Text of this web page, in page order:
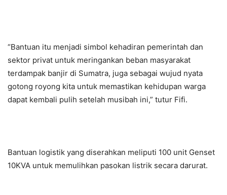
“Bantuan itu menjadi simbol kehadiran pemerintah dan
sektor privat untuk meringankan beban masyarakat
terdampak banjir di Sumatra, juga sebagai wujud nyata
gotong royong kita untuk memastikan kehidupan warga
dapat kembali pulih setelah musibah ini,” tutur Fifi.
Bantuan logistik yang diserahkan meliputi 100 unit Genset
10KVA untuk memulihkan pasokan listrik secara darurat.